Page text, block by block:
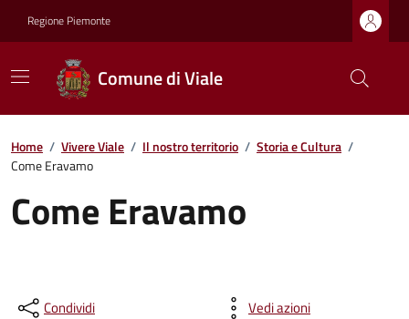
Regione Piemonte
Comune di Viale
Home / Vivere Viale / Il nostro territorio / Storia e Cultura /
Come Eravamo
Come Eravamo
Condividi Vedi azioni